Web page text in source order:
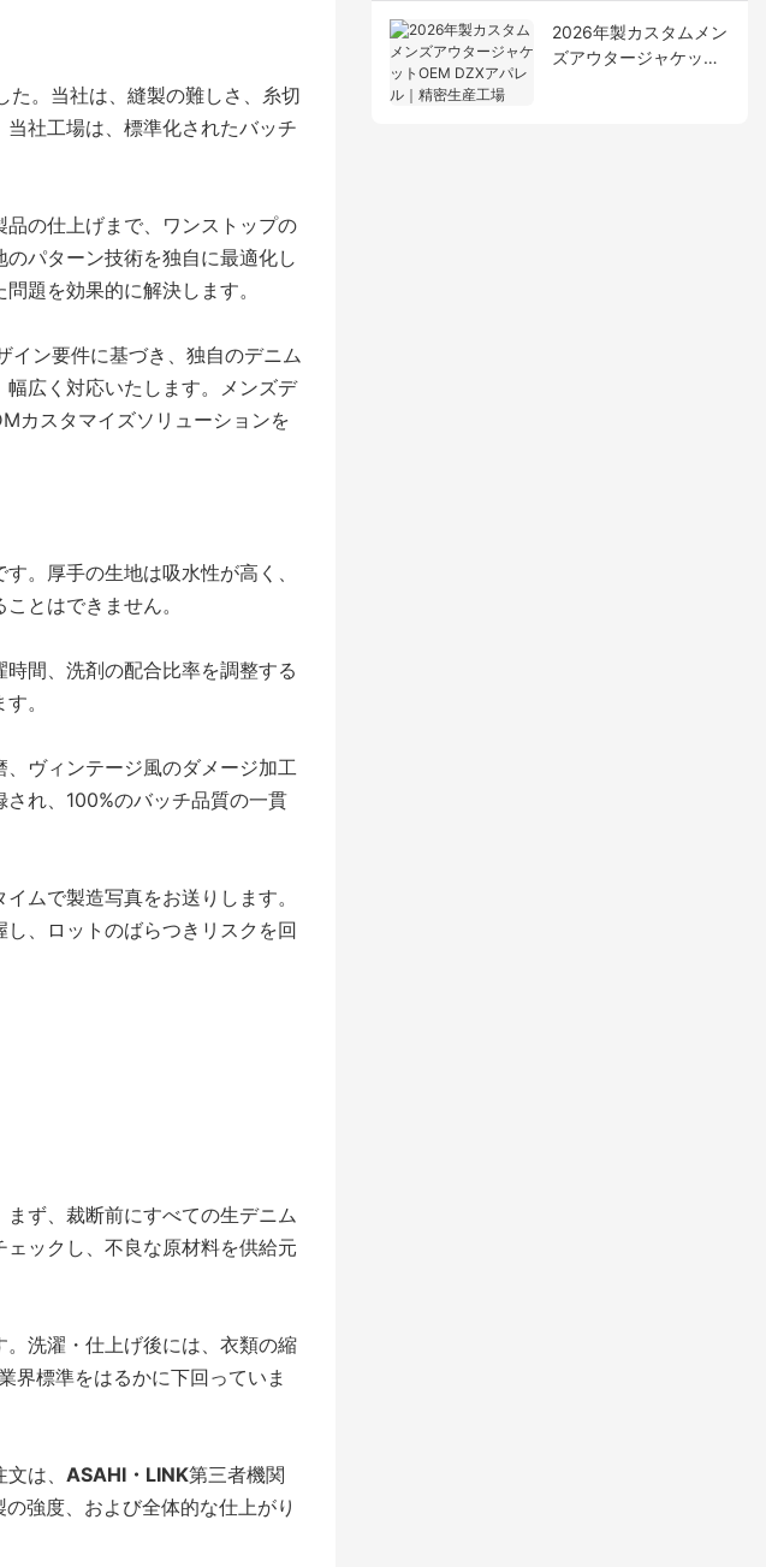
た。当社は、縫製の難しさ、糸切
社工場は、標準化されたバッチ
の仕上げまで、ワン​​ストップの
パターン技術を独自に最適化し
題を効果的に解決します。
イン要件に基づき、独自のデニム
広く対応いたします。メンズデ
カスタマイズソリューションを
。厚手の生地は吸水性が高く、
とはできません。
間、洗剤の配合比率を調整する
。
ヴィンテージ風のダメージ加工
れ、100%のバッチ品質の一貫
ムで製造写真をお送りします。
、ロットのばらつきリスクを回
ず、裁断前にすべての生デニム
ックし、不良な原材料を供給元
洗濯・仕上げ後には、衣類の縮
界標準をはるかに下回っていま
は、 ASAHI・LINK第三者機関
強度、および全体的な仕上がり
2026年製カスタムメン
ズアウタージャケット